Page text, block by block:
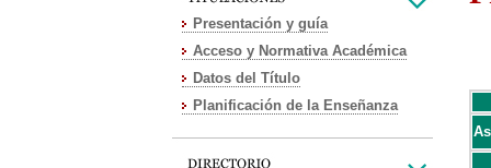
Presentación y guía
Acceso y Normativa Académica
Datos del Título
Planificación de la Enseñanza